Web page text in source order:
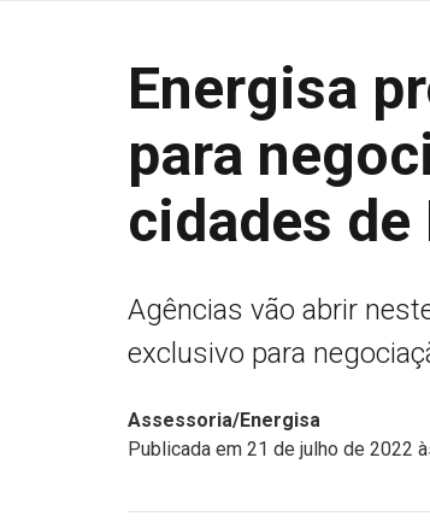
Energisa
para
cidades de
Agências vão abrir
exclusivo para
Assessoria/Energisa
Publicada em 21 de julho de 2022